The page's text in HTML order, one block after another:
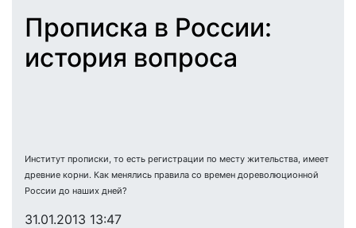
Прописка в России:
история вопроса
Институт прописки, то есть регистрации по месту жительства, имеет
древние корни. Как менялись правила со времен дореволюционной
России до наших дней?
31.01.2013 13:47